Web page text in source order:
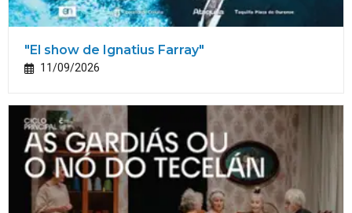
"El show de Ignatius Farray"
11/09/2026